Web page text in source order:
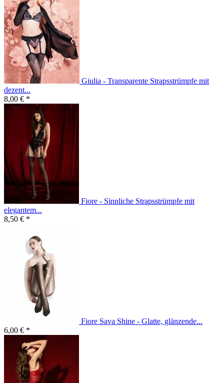
Giulia - Transparente Strapsstrümpfe mit
dezent...
8,00 € *
Fiore - Sinnliche Strapsstrümpfe mit
elegantem...
8,50 € *
Fiore Sava Shine - Glatte, glänzende...
6,00 € *